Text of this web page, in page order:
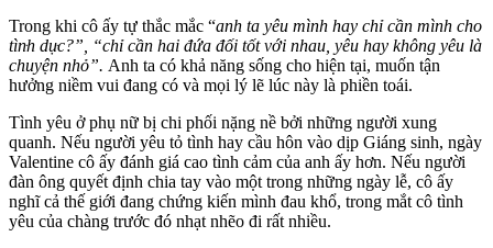
Trong khi cô ấy tự thắc mắc “anh ta yêu mình hay chỉ cần mình cho
tìn‌ּh dụ‌ּc?”, “chỉ cần hai đứa đối tốt với nhau, yêu hay không yêu là
chuyện nhỏ”. Anh ta có khả năng sống cho hiện tại, muốn tận
hưởng niềm vui đang có và mọi lý lẽ lúc này là phiền toái.
Tình yêu ở phụ nữ bị chi phối nặng nề bởi những người xung
quanh. Nếu người yêu tỏ tình hay cầu hôn vào dịp Giáng sinh, ngày
Valentine cô ấy đánh giá cao tình cảm của anh ấy hơn. Nếu người
đàn ông quyết định chia tay vào một trong những ngày lễ, cô ấy
nghĩ cả thế giới đang chứng kiến mình đau khổ, trong mắt cô tình
yêu của chàng trước đó nhạt nhẽo đi rất nhiều.